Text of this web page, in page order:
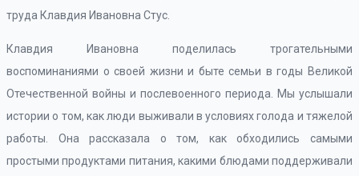
труда Клавдия Ивановна Стус.
Клавдия Ивановна поделилась трогательными
воспоминаниями о своей жизни и быте семьи в годы Великой
Отечественной войны и послевоенного периода. Мы услышали
истории о том, как люди выживали в условиях голода и тяжелой
работы. Она рассказала о том, как обходились самыми
простыми продуктами питания, какими блюдами поддерживали